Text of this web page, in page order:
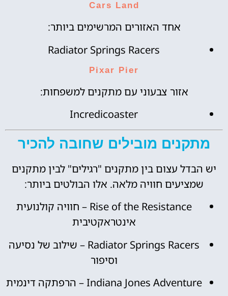
Cars Land
אחד האזורים המרשימים ביותר:
Radiator Springs Racers
Pixar Pier
אזור צבעוני עם מתקנים למשפחות:
Incredicoaster
מתקנים מובילים שחובה להכיר
יש הבדל עצום בין מתקנים "רגילים" לבין מתקנים
שמציעים חוויה מלאה. אלו הבולטים ביותר:
Rise of the Resistance – חוויה קולנועית
אינטראקטיבית
Radiator Springs Racers – שילוב של נסיעה
וסיפור
Indiana Jones Adventure – הרפתקה דינמית